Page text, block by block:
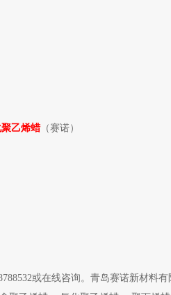
乙烯蜡（赛诺）
或在线咨询。青岛赛诺新材料